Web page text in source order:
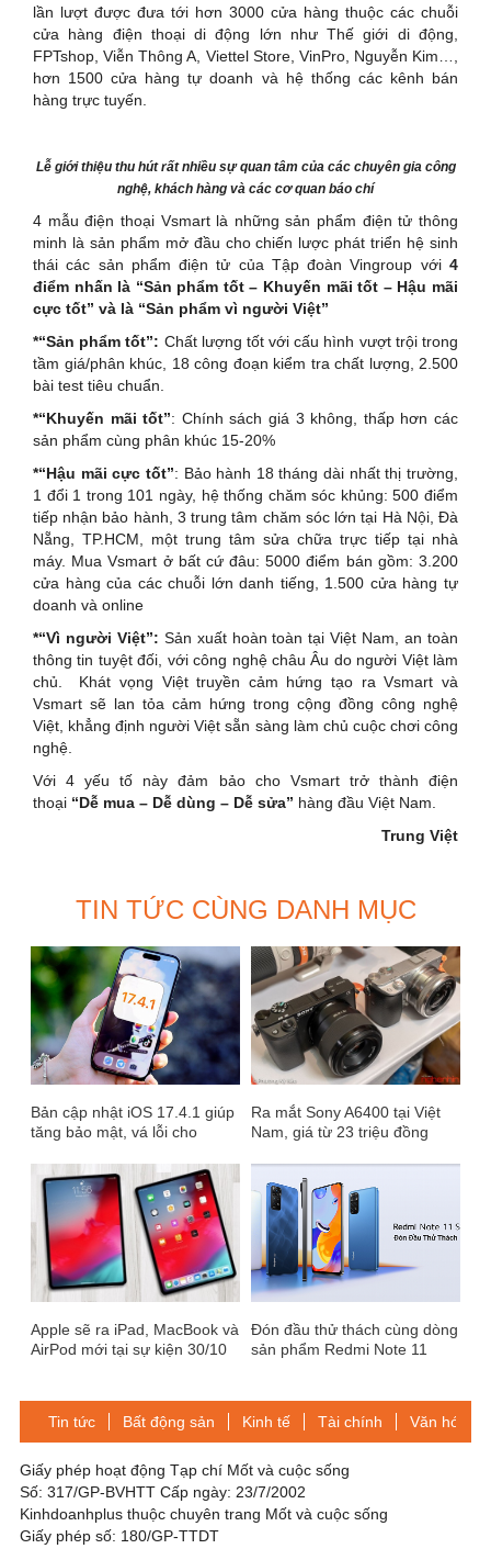
lần lượt được đưa tới hơn 3000 cửa hàng thuộc các chuỗi
cửa hàng điện thoại di động lớn như Thế giới di động,
FPTshop, Viễn Thông A, Viettel Store, VinPro, Nguyễn Kim…,
hơn 1500 cửa hàng tự doanh và hệ thống các kênh bán
hàng trực tuyến.
Lễ giới thiệu thu hút rất nhiều sự quan tâm của các chuyên gia công
nghệ, khách hàng và các cơ quan báo chí
4 mẫu điện thoại Vsmart là những sản phẩm điện tử thông
minh là sản phẩm mở đầu cho chiến lược phát triển hệ sinh
thái các sản phẩm điện tử của Tập đoàn Vingroup với4
điểm nhấn là “Sản phẩm tốt – Khuyến mãi tốt – Hậu mãi
cực tốt” và là “Sản phẩm vì người Việt”
*“Sản phẩm tốt”: Chất lượng tốt với cấu hình vượt trội trong
tầm giá/phân khúc, 18 công đoạn kiểm tra chất lượng, 2.500
bài test tiêu chuẩn.
*“Khuyến mãi tốt”: Chính sách giá 3 không, thấp hơn các
sản phẩm cùng phân khúc 15-20%
*“Hậu mãi cực tốt”: Bảo hành 18 tháng dài nhất thị trường,
1 đổi 1 trong 101 ngày, hệ thống chăm sóc khủng: 500 điểm
tiếp nhận bảo hành, 3 trung tâm chăm sóc lớn tại Hà Nội, Đà
Nẵng, TP.HCM, một trung tâm sửa chữa trực tiếp tại nhà
máy. Mua Vsmart ở bất cứ đâu: 5000 điểm bán gồm: 3.200
cửa hàng của các chuỗi lớn danh tiếng, 1.500 cửa hàng tự
doanh và online
*“Vì người Việt”: Sản xuất hoàn toàn tại Việt Nam, an toàn
thông tin tuyệt đối, với công nghệ châu Âu do người Việt làm
chủ. Khát vọng Việt truyền cảm hứng tạo ra Vsmart và
Vsmart sẽ lan tỏa cảm hứng trong cộng đồng công nghệ
Việt, khẳng định người Việt sẵn sàng làm chủ cuộc chơi công
nghệ.
Với 4 yếu tố này đảm bảo cho Vsmart trở thành điện
thoại “Dễ mua – Dễ dùng – Dễ sửa” hàng đầu Việt Nam.
Trung Việt
TIN TỨC CÙNG DANH MỤC
Bản cập nhật iOS 17.4.1 giúp
tăng bảo mật, vá lỗi cho
Ra mắt Sony A6400 tại Việt
Nam, giá từ 23 triệu đồng
Apple sẽ ra iPad, MacBook và
AirPod mới tại sự kiện 30/10
Đón đầu thử thách cùng dòng
sản phẩm Redmi Note 11
Tin tức Bất động sản Kinh tế Tài chính Văn hóa-
Giấy phép hoạt động Tạp chí Mốt và cuộc sống
Số: 317/GP-BVHTT Cấp ngày: 23/7/2002
Kinhdoanhplus thuộc chuyên trang Mốt và cuộc sống
Giấy phép số: 180/GP-TTDT